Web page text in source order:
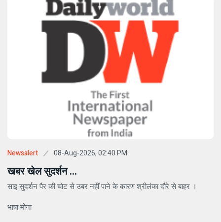
Newsalert 08-Aug-2026, 02:40 PM
खबर खेल सुदर्शन ...
साइ सुदर्शन पैर की चोट से उबर नहीं पाने के कारण श्रीलंका दौरे से बाहर ।
भाषा मोना